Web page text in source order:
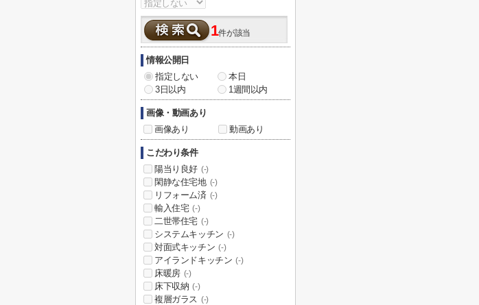
1件が該当
情報公開日
指定しない
本日
3日以内
1週間以内
画像・動画あり
画像あり
動画あり
こだわり条件
陽当り良好 (-)
閑静な住宅地 (-)
リフォーム済 (-)
輸入住宅 (-)
二世帯住宅 (-)
システムキッチン (-)
対面式キッチン (-)
アイランドキッチン (-)
床暖房 (-)
床下収納 (-)
複層ガラス (-)